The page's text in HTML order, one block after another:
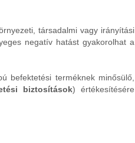
társadalmi vagy irányítási
negatív hatást gyakorolhat a
befektetési terméknek minősülő,
biztosítások) értékesítésére